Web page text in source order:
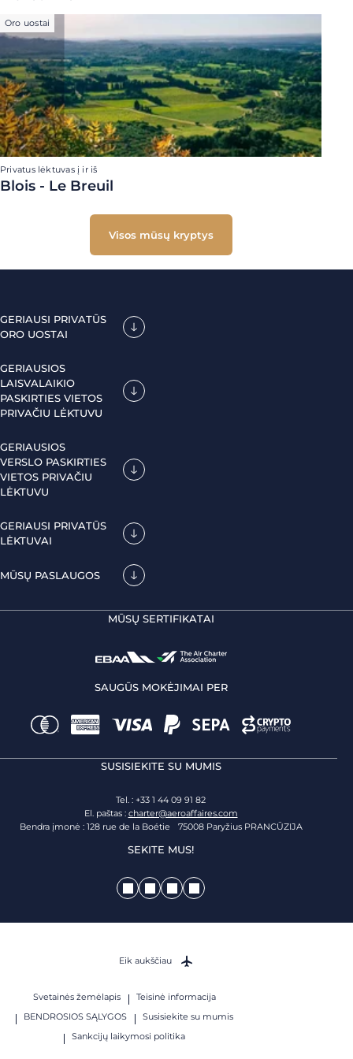
Oro uostai
Privatus lėktuvas į ir iš
Blois - Le Breuil
Visos mūsų kryptys
GERIAUSI PRIVATŪS
ORO UOSTAI
GERIAUSIOS
LAISVALAIKIO
PASKIRTIES VIETOS
PRIVAČIU LĖKTUVU
GERIAUSIOS
VERSLO PASKIRTIES
VIETOS PRIVAČIU
LĖKTUVU
GERIAUSI PRIVATŪS
LĖKTUVAI
MŪSŲ PASLAUGOS
MŪSŲ SERTIFIKATAI
SAUGŪS MOKĖJIMAI PER
SUSISIEKITE SU MUMIS
Tel. : +33 1 44 09 91 82
El. paštas : charter@aeroaffaires.com
Bendra įmonė : 128 rue de la Boétie 75008 Paryžius PRANCŪZIJA
SEKITE MUS!
Svetainės žemėlapis
Teisinė informacija
BENDROSIOS SĄLYGOS
Susisiekite su mumis
Sankcijų laikymosi politika
Eik aukščiau